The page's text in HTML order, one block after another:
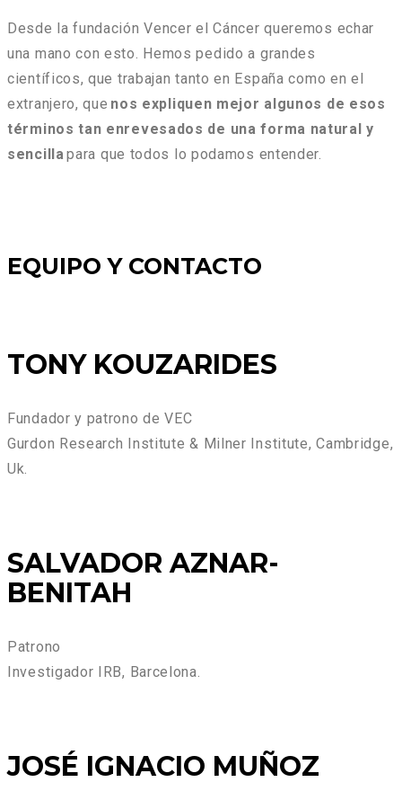
Desde la fundación Vencer el Cáncer queremos echar
una mano con esto. Hemos pedido a grandes
científicos, que trabajan tanto en España como en el
extranjero, que nos expliquen mejor algunos de esos
términos tan enrevesados de una forma natural y
sencillapara que todos lo podamos entender.
EQUIPO Y CONTACTO
TONY KOUZARIDES
Fundador y patrono de VEC
Gurdon Research Institute & Milner Institute, Cambridge,
Uk.
SALVADOR AZNAR-
BENITAH
Patrono
Investigador IRB, Barcelona.
JOSÉ IGNACIO MUÑOZ